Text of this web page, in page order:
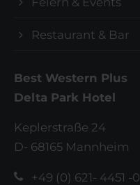
Restaurant & Bar
Best Western Plus
Delta Park Hotel
Keplerstraße 24
D- 68165 Mannheim
+49 (0) 621- 4451 -0